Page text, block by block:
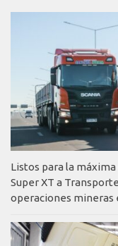
Listos para la
Super XT a
operaciones mineras